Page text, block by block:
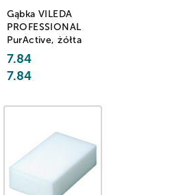
Gąbka VILEDA
PROFESSIONAL
PurActive, żółta
7.84
7.84